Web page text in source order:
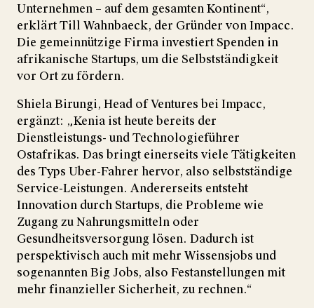
Unternehmen – auf dem gesamten Kontinent“,
erklärt Till Wahnbaeck, der Gründer von Impacc.
Die gemeinnützige Firma investiert Spenden in
afrikanische Startups, um die Selbstständigkeit
vor Ort zu fördern.
Shiela Birungi, Head of Ventures bei Impacc,
ergänzt: „Kenia ist heute bereits der
Dienstleistungs- und Technologieführer
Ostafrikas. Das bringt einerseits viele Tätigkeiten
des Typs Uber-Fahrer hervor, also selbstständige
Service-Leistungen. Andererseits entsteht
Innovation durch Startups, die Probleme wie
Zugang zu Nahrungsmitteln oder
Gesundheitsversorgung lösen. Dadurch ist
perspektivisch auch mit mehr Wissensjobs und
sogenannten Big Jobs, also Festanstellungen mit
mehr finanzieller Sicherheit, zu rechnen.“